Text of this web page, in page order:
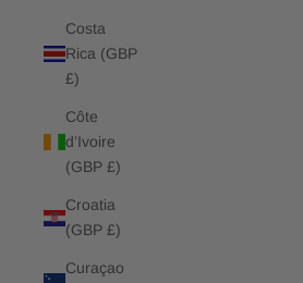
Costa
Rica (GBP
£)
Côte
d’Ivoire
(GBP £)
Croatia
(GBP £)
Curaçao